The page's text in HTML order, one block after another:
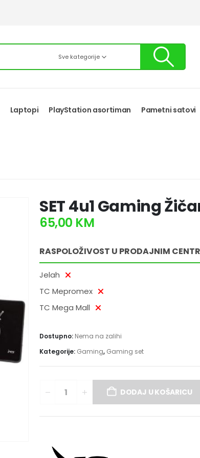
Sve kategorije
Laptopi PlayStation asortiman Pametni satovi
SET 4u1 Gaming
65,00 KM
RASPOLOŽIVOST U PRODAJNIM
Jelah
TC Mepromex
TC Mega Mall
Dostupno: Nema na zalihi
Kategorije: Gaming, Gaming set
DODAJ U KOŠARICU